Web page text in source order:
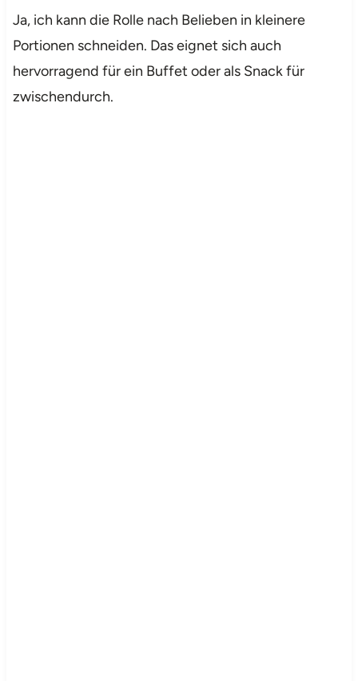
Ja, ich kann die Rolle nach Belieben in kleinere
Portionen schneiden. Das eignet sich auch
hervorragend für ein Buffet oder als Snack für
zwischendurch.